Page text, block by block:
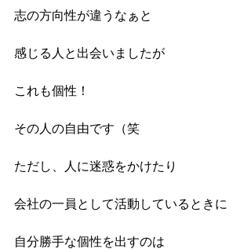
志の方向性が違うなぁと
感じる人と出会いましたが
これも個性！
その人の自由です（笑
ただし、人に迷惑をかけたり
会社の一員として活動しているときに
自分勝手な個性を出すのは